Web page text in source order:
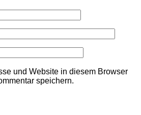
und Website in diesem Browser
speichern.